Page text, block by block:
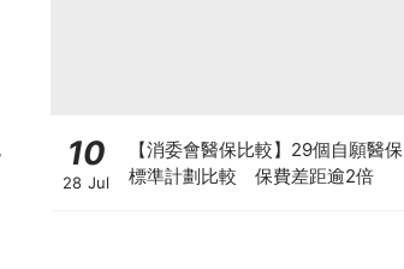
10
28 Jul
【消委會醫保比較】29個自願醫保
標準計劃比較 保費差距逾2倍